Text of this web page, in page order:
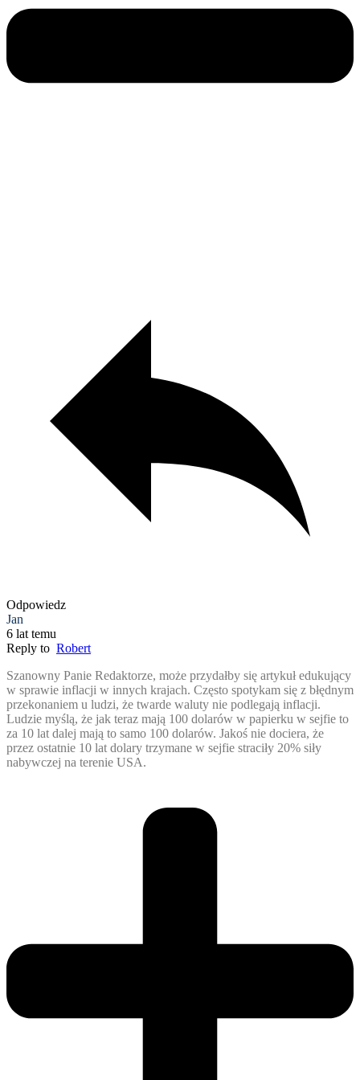
Odpowiedz
Jan
6 lat temu
Reply to Robert
Szanowny Panie Redaktorze, może przydałby się artykuł edukujący
w sprawie inflacji w innych krajach. Często spotykam się z błędnym
przekonaniem u ludzi, że twarde waluty nie podlegają inflacji.
Ludzie myślą, że jak teraz mają 100 dolarów w papierku w sejfie to
za 10 lat dalej mają to samo 100 dolarów. Jakoś nie dociera, że
przez ostatnie 10 lat dolary trzymane w sejfie straciły 20% siły
nabywczej na terenie USA.